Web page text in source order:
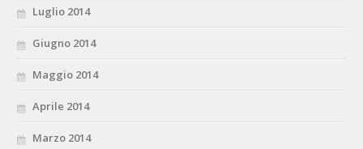
Luglio 2014
Giugno 2014
Maggio 2014
Aprile 2014
Marzo 2014